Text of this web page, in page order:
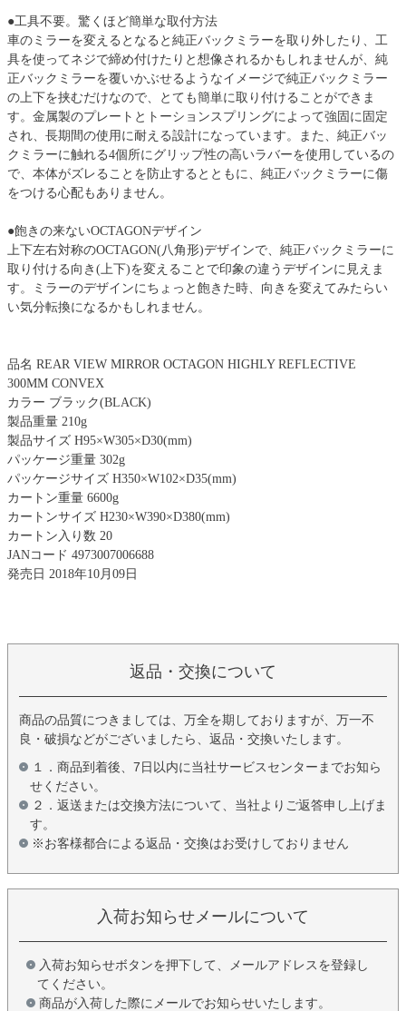
●工具不要。驚くほど簡単な取付方法
車のミラーを変えるとなると純正バックミラーを取り外したり、工
具を使ってネジで締め付けたりと想像されるかもしれませんが、純
正バックミラーを覆いかぶせるようなイメージで純正バックミラー
の上下を挟むだけなので、とても簡単に取り付けることができま
す。金属製のプレートとトーションスプリングによって強固に固定
され、長期間の使用に耐える設計になっています。また、純正バッ
クミラーに触れる4個所にグリップ性の高いラバーを使用しているの
で、本体がズレることを防止するとともに、純正バックミラーに傷
をつける心配もありません。
●飽きの来ないOCTAGONデザイン
上下左右対称のOCTAGON(八角形)デザインで、純正バックミラーに
取り付ける向き(上下)を変えることで印象の違うデザインに見えま
す。ミラーのデザインにちょっと飽きた時、向きを変えてみたらい
い気分転換になるかもしれません。
品名 REAR VIEW MIRROR OCTAGON HIGHLY REFLECTIVE
300MM CONVEX
カラー ブラック(BLACK)
製品重量 210g
製品サイズ H95×W305×D30(mm)
パッケージ重量 302g
パッケージサイズ H350×W102×D35(mm)
カートン重量 6600g
カートンサイズ H230×W390×D380(mm)
カートン入り数 20
JANコード 4973007006688
発売日 2018年10月09日
返品・交換について
商品の品質につきましては、万全を期しておりますが、万一不
良・破損などがございましたら、返品・交換いたします。
１．商品到着後、7日以内に当社サービスセンターまでお知ら
せください。
２．返送または交換方法について、当社よりご返答申し上げま
す。
※お客様都合による返品・交換はお受けしておりません
入荷お知らせメールについて
入荷お知らせボタンを押下して、メールアドレスを登録し
てください。
商品が入荷した際にメールでお知らせいたします。